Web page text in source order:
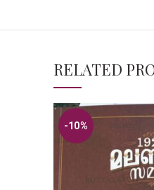
RELATED
-10%